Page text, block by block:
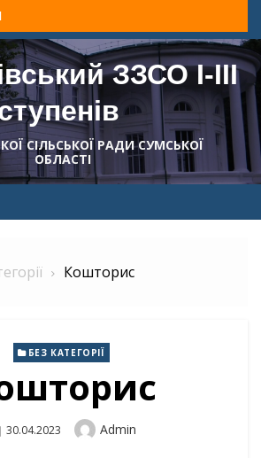
ЗЗСО І-ІІІ
СІЛЬСЬКОЇ РАДИ СУМСЬКОЇ
ОБЛАСТІ
Кошторис
БЕЗ КАТЕГОРІЇ
Posted
30.04.2023 Author
Admin